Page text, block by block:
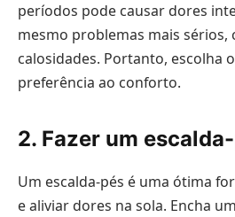
períodos pode causar dores
mesmo problemas mais sérios,
calosidades. Portanto, escolha
preferência ao conforto.
2. Fazer um
Um escalda-pés é uma ótima
e aliviar dores na sola. Encha